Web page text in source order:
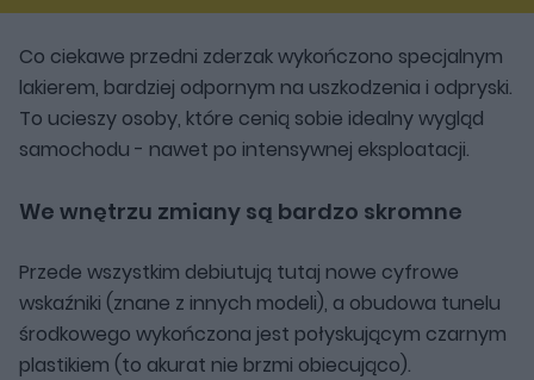
Co ciekawe przedni zderzak wykończono specjalnym
lakierem, bardziej odpornym na uszkodzenia i odpryski.
To ucieszy osoby, które cenią sobie idealny wygląd
samochodu - nawet po intensywnej eksploatacji.
We wnętrzu zmiany są bardzo skromne
Przede wszystkim debiutują tutaj nowe cyfrowe
wskaźniki (znane z innych modeli), a obudowa tunelu
środkowego wykończona jest połyskującym czarnym
plastikiem (to akurat nie brzmi obiecująco).